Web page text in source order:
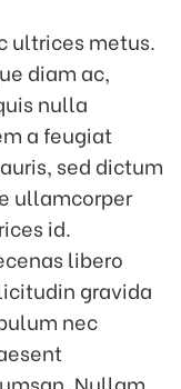
ultrices metus.
diam ac,
nulla
a feugiat
sed dictum
ullamcorper
id.
libero
gravida
nec